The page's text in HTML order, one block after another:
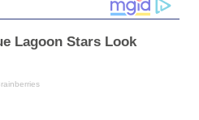
Lagoon Stars Look